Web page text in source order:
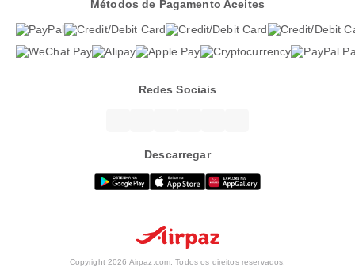
Métodos de Pagamento Aceites
Redes Sociais
Descarregar
Copyright 2026 Airpaz.com. Todos os direitos reservados.